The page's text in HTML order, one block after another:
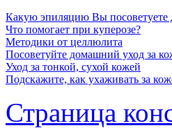
Какую эпиляцию Вы посоветуете
Что помогает при куперозе?
Методики от целлюлита
Посоветуйте домашний уход за
Уход за тонкой, сухой кожей
Подскажите, как ухаживать за
Страница